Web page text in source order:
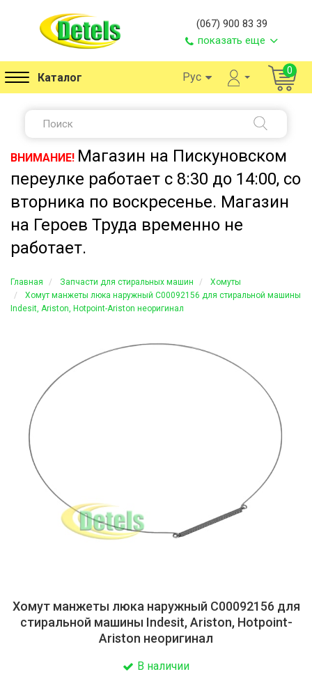
(067) 900 83 39
показать еще
Каталог Рус 0
ВНИМАНИЕ! Магазин на Пискуновском
переулке работает с 8:30 до 14:00, со
вторника по воскресенье. Магазин
на Героев Труда временно не
работает.
Главная Запчасти для стиральных машин
Хомуты
Хомут манжеты люка наружный C00092156 для стиральной машины
Indesit, Ariston, Hotpoint-Ariston неоригинал
Хомут манжеты люка наружный C00092156 для
стиральной машины Indesit, Ariston, Hotpoint-
Ariston неоригинал
В наличии